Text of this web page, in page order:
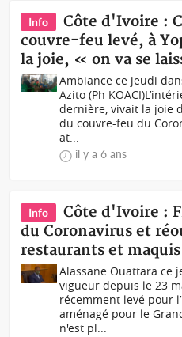
Info
Côte d'Ivoire :
couvre-feu levé, à
la joie, « on va se
Ambiance ce jeudi
Azito (Ph
dernière, vivait la joie
du couvre-feu du
at...
il y a 6 ans
Info
Côte d'Ivoire :
du Coronavirus et
restaurants et
Alassane Ouattara ce
vigueur depuis le 23
récemment levé pour
aménagé pour le
n'est pl...